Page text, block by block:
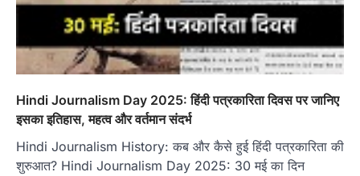
Hindi Journalism Day 2025: हिंदी पत्रकारिता दिवस पर जानिए
इसका इतिहास, महत्व और वर्तमान संदर्भ
Hindi Journalism History: कब और कैसे हुई हिंदी पत्रकारिता की
शुरुआत? Hindi Journalism Day 2025: 30 मई का दिन